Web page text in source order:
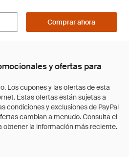
Comprar ahora
y ofertas para